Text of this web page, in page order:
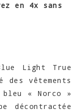
en 4x sans
Light True
des vêtements
« Norco »
décontractée